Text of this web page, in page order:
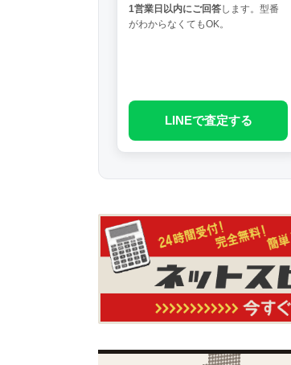
1営業日以内にご回答します。型番
がわからなくてもOK。
LINEで査定する